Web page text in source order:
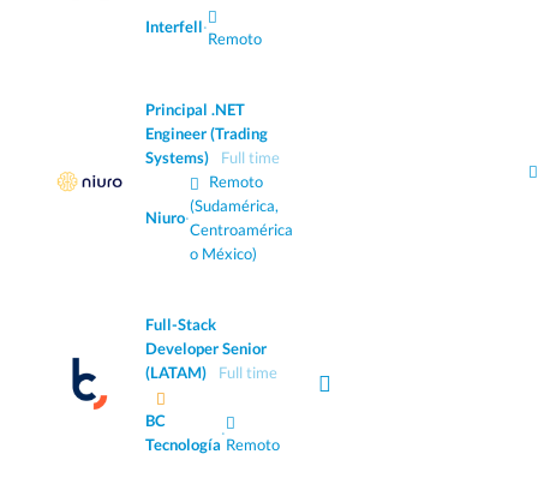
Interfell·
Remoto
Principal .NET
Engineer (Trading
Systems)
Full time
Niuro·
Remoto
(Sudamérica,
Centroamérica
o México)
Full-Stack
Developer Senior
(LATAM)
Full time
BC
Tecnología
·
Remoto